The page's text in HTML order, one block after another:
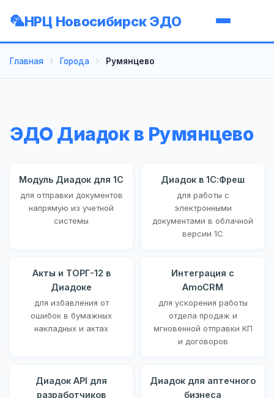
НРЦ Новосибирск ЭДО
Главная Города Румянцево
ЭДО Диадок в Румянцево
Модуль Диадок для 1С
для отправки документов
напрямую из учетной
системы
Диадок в 1С:Фреш
для работы с
электронными
документами в облачной
версии 1С
Акты и ТОРГ-12 в
Диадоке
для избавления от
ошибок в бумажных
накладных и актах
Интеграция с
AmoCRM
для ускорения работы
отдела продаж и
мгновенной отправки КП
и договоров
Диадок API для
разработчиков
Диадок для аптечного
бизнеса